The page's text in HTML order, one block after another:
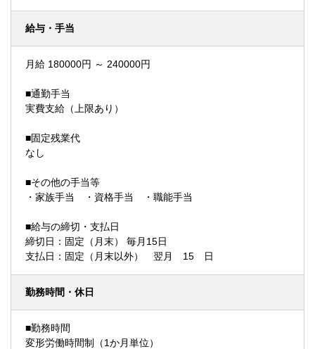
給与・手当
月給 180000円 ～ 240000円
■通勤手当
実費支給（上限あり）
■固定残業代
なし
■その他の手当等
・家族手当 ・資格手当 ・職能手当
■給与の締切・支払日
締切日：固定（月末） 毎月15日
支払日：固定（月末以外） 翌月 15 日
勤務時間・休日
■勤務時間
変形労働時間制（1か月単位）